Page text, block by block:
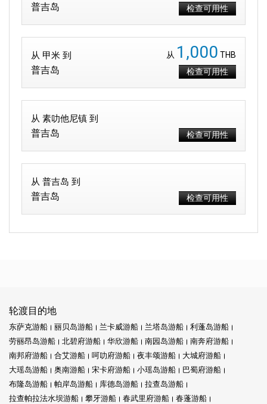
普吉岛
检查可用性
从 甲米 到
普吉岛
从 1,000 THB
检查可用性
从 素叻他尼镇 到
普吉岛 检查可用性
从 普吉岛 到
普吉岛 检查可用性
轮渡目的地
东萨克游船 丽贝岛游船 兰卡威游船 兰塔岛游船
利蓬岛游船
劳丽昂岛游船
北碧府游船 华欣游船 南园岛游船
南奔府游船
南邦府游船
合艾游船 呵叻府游船 夜丰颂游船
大城府游船
大瑶岛游船
奥南游船 宋卡府游船 小瑶岛游船
巴蜀府游船
布隆岛游船
帕岸岛游船 库德岛游船
拉查岛游船
拉查帕拉法水坝游船
攀牙游船 春武里府游船
春蓬游船